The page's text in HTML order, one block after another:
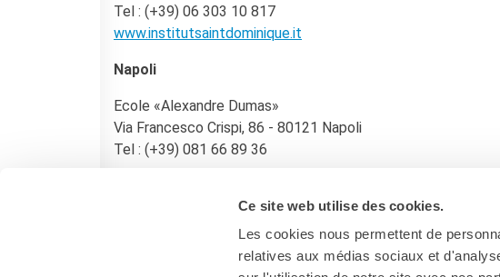
Ce site web utilise des cookies.
Les cookies nous permettent de
relatives aux médias sociaux et
Tel : (+39) 06 303 10 817
www.institutsaintdominique.it
Napoli
Ecole «Alexandre Dumas»
Via Francesco Crispi, 86 - 80121 Napoli
Tel : (+39) 081 66 89 36